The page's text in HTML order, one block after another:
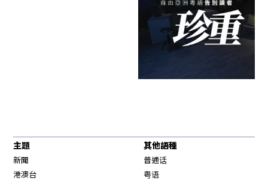
主題
新聞
港澳台
其他語種
普通话
粤语